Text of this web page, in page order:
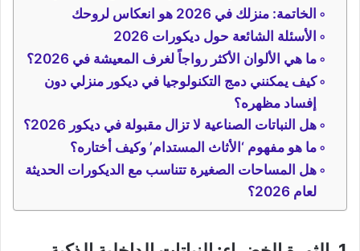
الخاتمة: منزلك في 2026 هو انعكاس لروحك
الأسئلة الشائعة حول ديكورات 2026
ما هي الألوان الأكثر رواجاً لغرف المعيشة في 2026؟
كيف يمكنني دمج التكنولوجيا في ديكور منزلي دون
إفساد مظهره؟
هل النباتات الصناعية لا تزال مقبولة في ديكور 2026؟
ما هو مفهوم ‘الأثاث المستدام’ وكيف أختاره؟
هل المساحات الصغيرة تتناسب مع الديكورات الحديثة
لعام 2026؟